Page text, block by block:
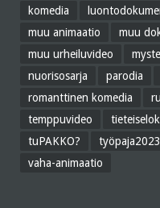
komedia
muu animaatio
muu
muu urheiluvideo
nuorisosarja
parodia
romanttinen komedia
temppuvideo
tuPAKKO?
työpaja2023
vaha-animaatio